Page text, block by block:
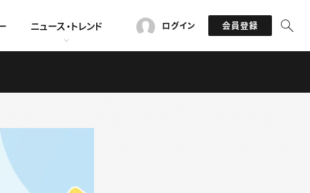
ニュース・トレンド ログイン 会員登録